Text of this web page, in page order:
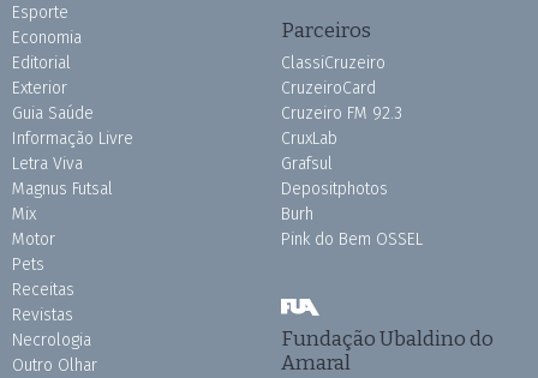
Esporte
Economia
Editorial
Exterior
Guia Saúde
Informação Livre
Letra Viva
Magnus Futsal
Mix
Motor
Pets
Receitas
Revistas
Necrologia
Outro Olhar
Parceiros
ClassiCruzeiro
CruzeiroCard
Cruzeiro FM 92.3
CruxLab
Grafsul
Depositphotos
Burh
Pink do Bem OSSEL
Fundação Ubaldino do
Amaral